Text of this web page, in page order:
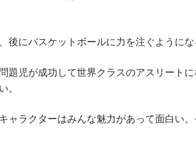
にバスケットボールに力を注ぐようにな
題児が成功して世界クラスのアスリートに
。
ャラクターはみんな魅力があって面白い
対戦相手
をゲット
ベントの最高の席をゲットするため